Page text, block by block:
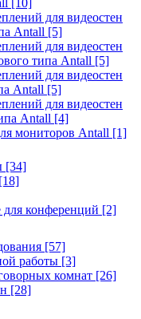
[10]
для видеостен
Antall [5]
для видеостен
типа Antall [5]
для видеостен
Antall [5]
для видеостен
Antall [4]
мониторов Antall [1]
[34]
[18]
конференций [2]
[57]
работы [3]
комнат [26]
[28]